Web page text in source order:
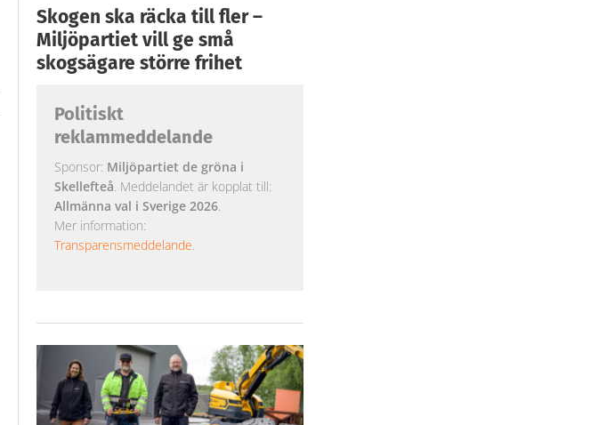
Skogen ska räcka till fler –
Miljöpartiet vill ge små
skogsägare större frihet
Politiskt
reklammeddelande
Sponsor: Miljöpartiet de gröna i
Skellefteå. Meddelandet är kopplat till:
Allmänna val i Sverige 2026.
Mer information:
Transparensmeddelande.